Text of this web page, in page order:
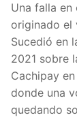
Una falla en
originado el
Sucedió en
2021 sobre
Cachipay
donde una
quedando